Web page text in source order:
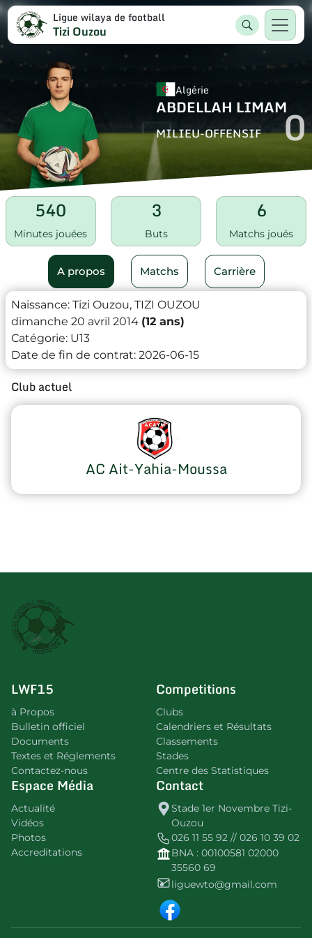
Ligue wilaya de football
Tizi Ouzou
Algérie
ABDELLAH LIMAM
MILIEU-OFFENSIF 0
540
Minutes jouées
3
Buts
6
Matchs joués
A propos Matchs Carrière
Naissance: Tizi Ouzou, TIZI OUZOU
dimanche 20 avril 2014 (12 ans)
Catégorie: U13
Date de fin de contrat: 2026-06-15
Club actuel
AC Ait-Yahia-Moussa
LWF15
à Propos
Bulletin officiel
Documents
Textes et Réglements
Contactez-nous
Competitions
Clubs
Calendriers et Résultats
Classements
Stades
Centre des Statistiques
Espace Média
Actualité
Vidéos
Photos
Accreditations
Contact
Stade 1er Novembre Tizi-
Ouzou
026 11 55 92 // 026 10 39 02
BNA : 00100581 02000
35560 69
liguewto@gmail.com